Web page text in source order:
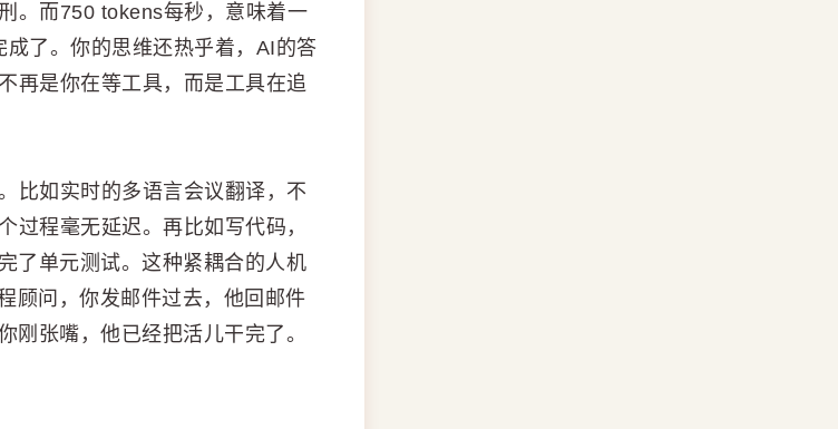
。而750 tokens每秒，意味着一
了。你的思维还热乎着，AI的答
再是你在等工具，而是工具在追
比如实时的多语言会议翻译，不
过程毫无延迟。再比如写代码，
了单元测试。这种紧耦合的人机
顾问，你发邮件过去，他回邮件
刚张嘴，他已经把活儿干完了。